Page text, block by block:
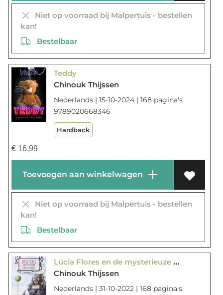
Niet op voorraad bij Malpertuis - bestellen
kan!
Bestelbaar
Teddy
Chinouk Thijssen
Nederlands | 15-10-2024 | 168 pagina's
9789020668346
Hardback
€16,99
Toevoegen aan winkelwagen
Niet op voorraad bij Malpertuis - bestellen
kan!
Bestelbaar
Lúcia Flores en de mysterieuze cadeautjesfabriek
Chinouk Thijssen
Nederlands | 31-10-2022 | 168 pagina's